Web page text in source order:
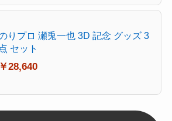
りプロ 瀬兎一也 3D 記念 グッズ 3
点 セット
￥28,640